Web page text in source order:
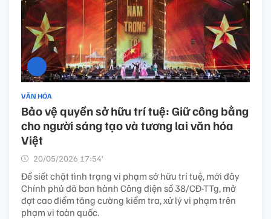
VĂN HÓA
Bảo vệ quyền sở hữu trí tuệ: Giữ công bằng
cho người sáng tạo và tương lai văn hóa
Việt
20/05/2026 17:54’
Để siết chặt tình trạng vi phạm sở hữu trí tuệ, mới đây
Chính phủ đã ban hành Công điện số 38/CĐ-TTg, mở
đợt cao điểm tăng cường kiểm tra, xử lý vi phạm trên
phạm vi toàn quốc.